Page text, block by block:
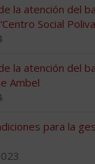
la atención del
Social
la atención del
Ambel
para la